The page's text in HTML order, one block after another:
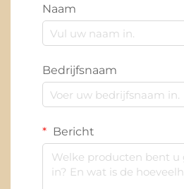
Naam
Bedrijfsnaam
Bericht